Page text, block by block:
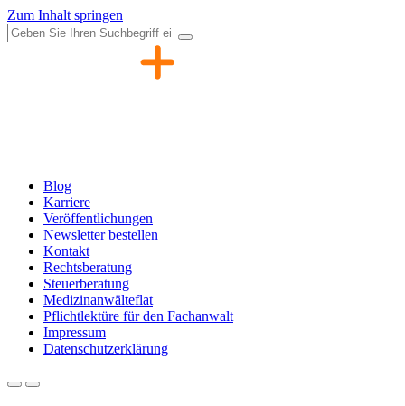
Zum Inhalt springen
Blog
Karriere
Veröffentlichungen
Newsletter bestellen
Kontakt
Rechtsberatung
Steuerberatung
Medizinanwälteflat
Pflichtlektüre für den Fachanwalt
Impressum
Datenschutzerklärung